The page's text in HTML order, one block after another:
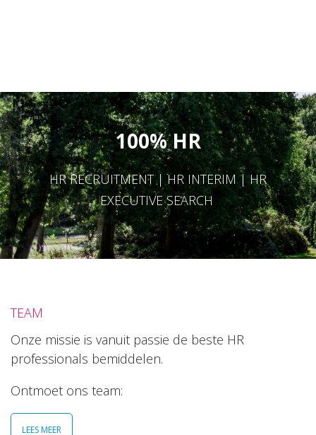
100% HR
HR RECRUITMENT | HR INTERIM | HR
EXECUTIVE SEARCH
TEAM
Onze missie is vanuit passie de beste HR
professionals bemiddelen.
Ontmoet ons team:
LEES MEER